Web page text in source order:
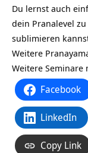
Du lernst auch
dein Pranalevel
sublimieren
Weitere
Weitere Seminare
Facebook
LinkedIn
Copy Link